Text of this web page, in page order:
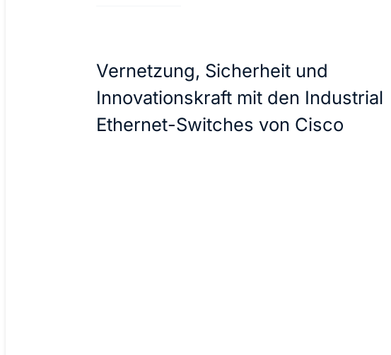
Vernetzung, Sicherheit und
Innovationskraft mit den Industrial
Ethernet-Switches von Cisco